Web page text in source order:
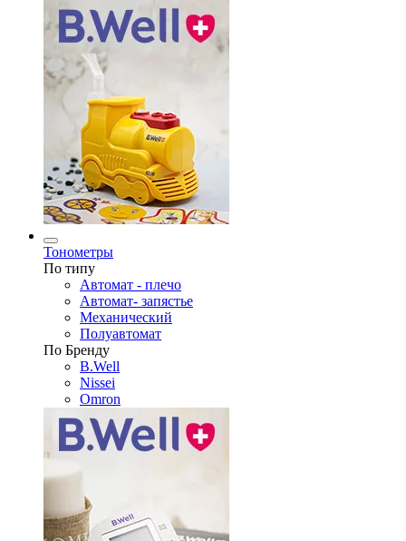
Тонометры
По типу
Автомат - плечо
Автомат- запястье
Механический
Полуавтомат
По Бренду
B.Well
Nissei
Omron